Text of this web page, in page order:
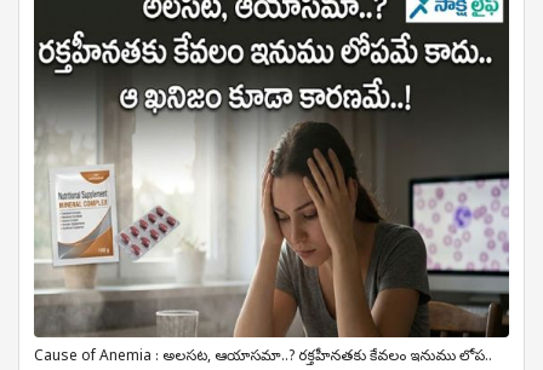
Cause of Anemia : అలసట, ఆయాసమా..? రక్తహీనతకు కేవలం ఇనుము లోప..